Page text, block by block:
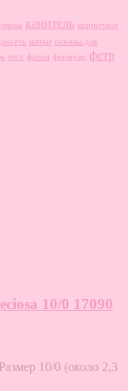
икона канитель кирпичное
нитки основы для
тест фатин фермуар фетр
10/0 17090
10/0 (около 2,3